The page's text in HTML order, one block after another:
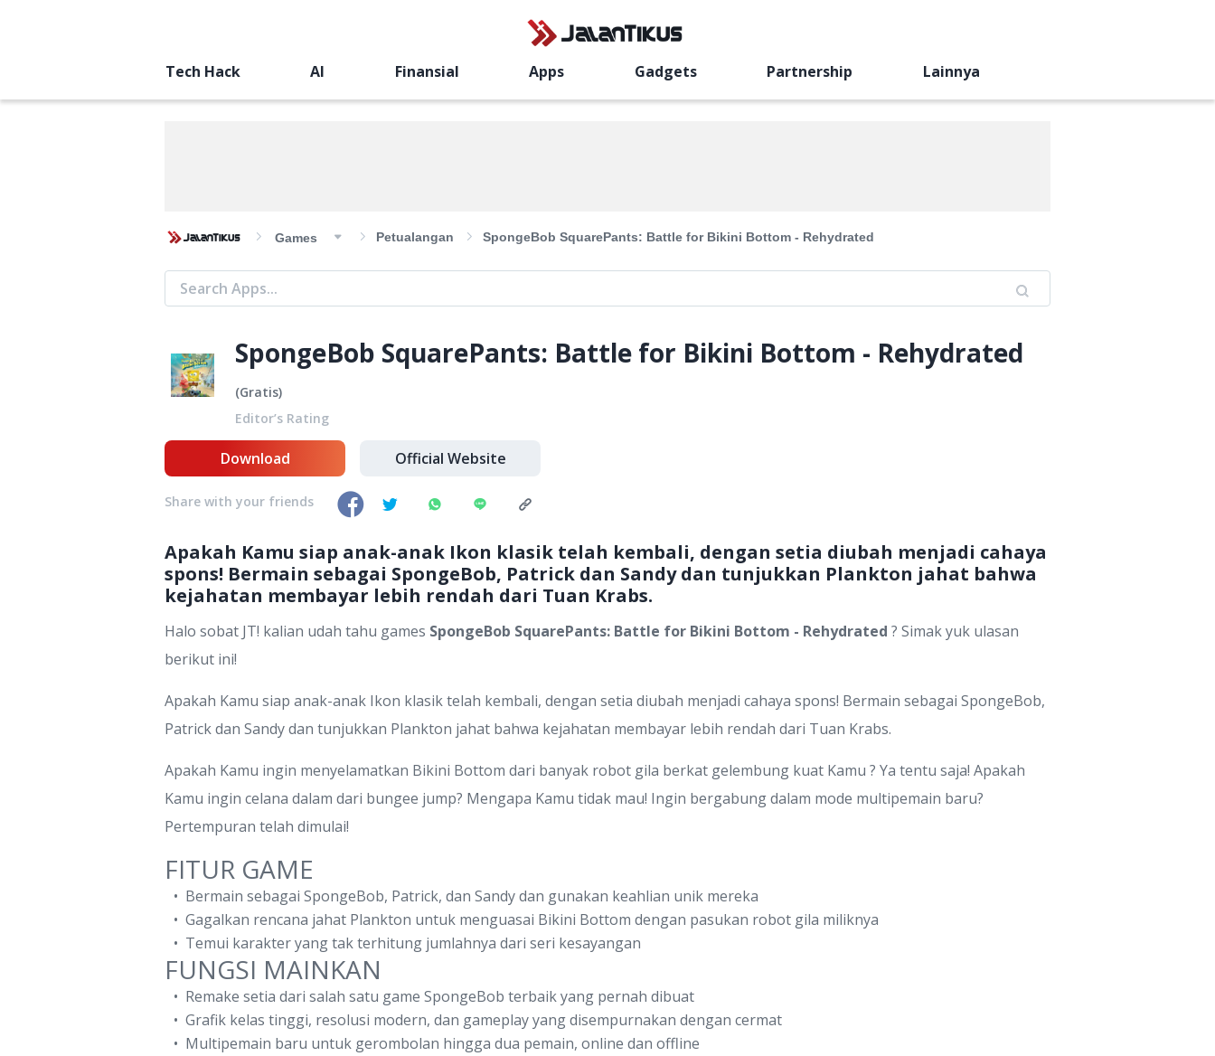
Tech Hack AI Finansial Apps Gadgets Partnership Lainnya
Games Petualangan SpongeBob SquarePants: Battle for Bikini Bottom - Rehydrated
SpongeBob SquarePants: Battle for Bikini Bottom - Rehydrated
(Gratis)
Editor’s Rating
Apakah Kamu siap anak-anak Ikon klasik telah kembali, dengan setia diubah menjadi cahaya
spons! Bermain sebagai SpongeBob, Patrick dan Sandy dan tunjukkan Plankton jahat bahwa
kejahatan membayar lebih rendah dari Tuan Krabs.
Halo sobat JT! kalian udah tahu games SpongeBob SquarePants: Battle for Bikini Bottom - Rehydrated ? Simak yuk ulasan
berikut ini!
Apakah Kamu siap anak-anak Ikon klasik telah kembali, dengan setia diubah menjadi cahaya spons! Bermain sebagai SpongeBob,
Patrick dan Sandy dan tunjukkan Plankton jahat bahwa kejahatan membayar lebih rendah dari Tuan Krabs.
Apakah Kamu ingin menyelamatkan Bikini Bottom dari banyak robot gila berkat gelembung kuat Kamu ? Ya tentu saja! Apakah
Kamu ingin celana dalam dari bungee jump? Mengapa Kamu tidak mau! Ingin bergabung dalam mode multipemain baru?
Pertempuran telah dimulai!
FITUR GAME
Bermain sebagai SpongeBob, Patrick, dan Sandy dan gunakan keahlian unik mereka
Gagalkan rencana jahat Plankton untuk menguasai Bikini Bottom dengan pasukan robot gila miliknya
Temui karakter yang tak terhitung jumlahnya dari seri kesayangan
FUNGSI MAINKAN
Remake setia dari salah satu game SpongeBob terbaik yang pernah dibuat
Grafik kelas tinggi, resolusi modern, dan gameplay yang disempurnakan dengan cermat
Multipemain baru untuk gerombolan hingga dua pemain, online dan offline
Download Official Website
Share with your friends